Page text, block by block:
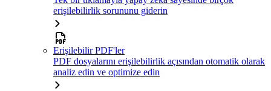
erişilebilirlik sorununu giderin
Erişilebilir PDF'ler
PDF dosyalarını erişilebilirlik açısından otomatik olarak
analiz edin ve optimize edin